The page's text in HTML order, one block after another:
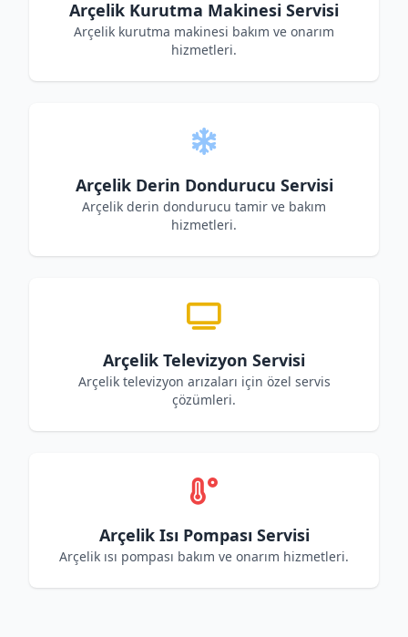
Arçelik Kurutma Makinesi Servisi
Arçelik kurutma makinesi bakım ve onarım
hizmetleri.
Arçelik Derin Dondurucu Servisi
Arçelik derin dondurucu tamir ve bakım
hizmetleri.
Arçelik Televizyon Servisi
Arçelik televizyon arızaları için özel servis
çözümleri.
Arçelik Isı Pompası Servisi
Arçelik ısı pompası bakım ve onarım hizmetleri.